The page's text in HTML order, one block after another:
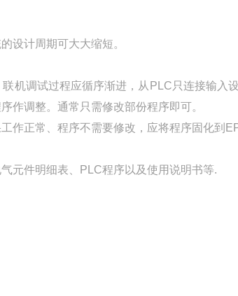
设计周期可大大缩短。
机调试过程应循序渐进，从PLC只连接输入
作调整。通常只需修改部份程序即可。
作正常、程序不需要修改，应将程序固化到
元件明细表、PLC程序以及使用说明书等.